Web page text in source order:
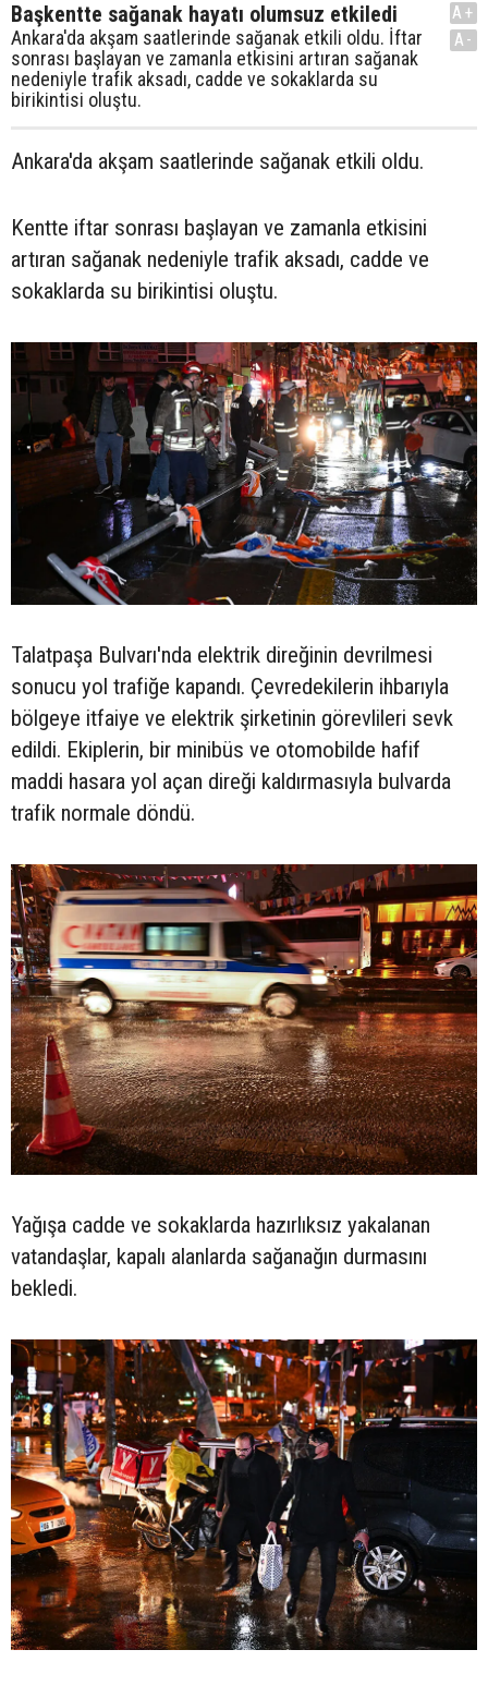
Başkentte sağanak hayatı olumsuz etkiledi
Ankara'da akşam saatlerinde sağanak etkili oldu. İftar
sonrası başlayan ve zamanla etkisini artıran sağanak
nedeniyle trafik aksadı, cadde ve sokaklarda su
birikintisi oluştu.
A+
A-
Ankara'da akşam saatlerinde sağanak etkili oldu.
Kentte iftar sonrası başlayan ve zamanla etkisini
artıran sağanak nedeniyle trafik aksadı, cadde ve
sokaklarda su birikintisi oluştu.
Talatpaşa Bulvarı'nda elektrik direğinin devrilmesi
sonucu yol trafiğe kapandı. Çevredekilerin ihbarıyla
bölgeye itfaiye ve elektrik şirketinin görevlileri sevk
edildi. Ekiplerin, bir minibüs ve otomobilde hafif
maddi hasara yol açan direği kaldırmasıyla bulvarda
trafik normale döndü.
Yağışa cadde ve sokaklarda hazırlıksız yakalanan
vatandaşlar, kapalı alanlarda sağanağın durmasını
bekledi.